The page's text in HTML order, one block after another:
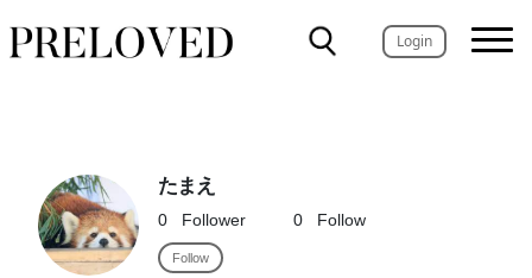
Login
たまえ
0 Follower 0 Follow
Follow